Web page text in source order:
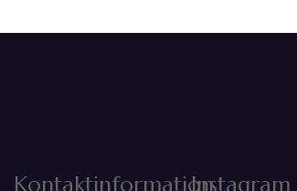
Kontaktinformation